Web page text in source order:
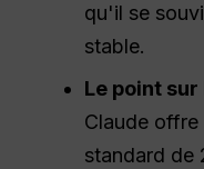
qu'il se
stable.
Le point
Claude offre
standard de